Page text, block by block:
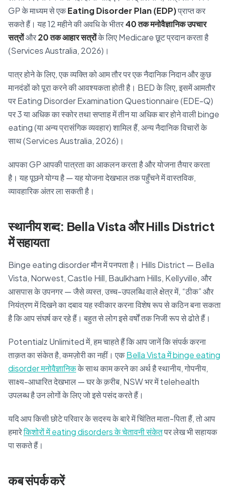
GP के माध्यम से एकEating Disorder Plan (EDP)प्राप्त कर
सकते हैं। यह 12 महीने की अवधि के भीतर40 तक मनोवैज्ञानिक उपचार
सत्रोंऔर20 तक आहार सत्रोंके लिए Medicare छूट प्रदान करता है
(Services Australia, 2026)।
पात्र होने के लिए, एक व्यक्ति को आम तौर पर एक नैदानिक निदान और कुछ
मानदंडों को पूरा करने की आवश्यकता होती है। BED के लिए, इसमें आमतौर
पर Eating Disorder Examination Questionnaire (EDE-Q)
पर 3 या अधिक का स्कोर तथा सप्ताह में तीन या अधिक बार होने वाली binge
eating (या अन्य प्रासंगिक व्यवहार) शामिल हैं, अन्य नैदानिक विचारों के
साथ (Services Australia, 2026)।
आपका GP आपकी पात्रता का आकलन करता है और योजना तैयार करता
है। यह पूछने योग्य है — यह योजना देखभाल तक पहुँचने में वास्तविक,
व्यावहारिक अंतर ला सकती है।
स्थानीय शब्द: Bella Vista और Hills District
में सहायता
Binge eating disorder मौन में पनपता है। Hills District — Bella
Vista, Norwest, Castle Hill, Baulkham Hills, Kellyville, और
आसपास के उपनगर — जैसे व्यस्त, उच्च-उपलब्धि वाले क्षेत्र में, “ठीक” और
नियंत्रण में दिखने का दबाव यह स्वीकार करना विशेष रूप से कठिन बना सकता
है कि आप संघर्ष कर रहे हैं। बहुत से लोग इसे वर्षों तक निजी रूप से ढोते हैं।
Potentialz Unlimited में, हम चाहते हैं कि आप जानें कि संपर्क करना
ताक़त का संकेत है, कमज़ोरी का नहीं। एकBella Vista में binge eating
disorder मनोवैज्ञानिकके साथ काम करने का अर्थ है स्थानीय, गोपनीय,
साक्ष्य-आधारित देखभाल — घर के क़रीब, NSW भर में telehealth
उपलब्ध है उन लोगों के लिए जो इसे पसंद करते हैं।
यदि आप किसी छोटे परिवार के सदस्य के बारे में चिंतित माता-पिता हैं, तो आप
हमारेकिशोरों में eating disorders के चेतावनी संकेतपर लेख भी सहायक
पा सकते हैं।
कब संपर्क करें